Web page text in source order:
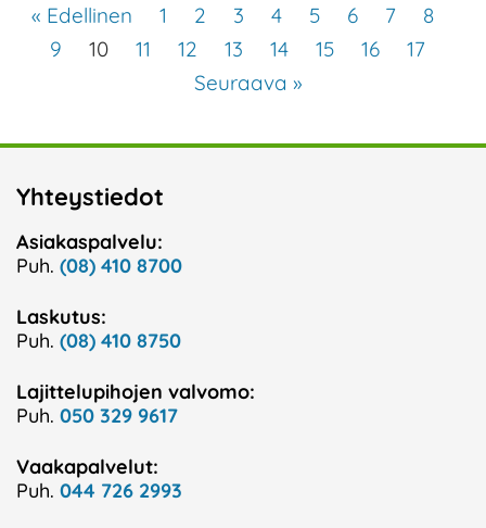
« Edellinen 1 2 3 4 5 6 7
8
9
10 11 12 13 14 15 16
17
Seuraava »
Yhteystiedot
Asiakaspalvelu:
Puh. (08) 410 8700
Laskutus:
Puh. (08) 410 8750
Lajittelupihojen valvomo:
Puh. 050 329 9617
Vaakapalvelut:
Puh. 044 726 2993